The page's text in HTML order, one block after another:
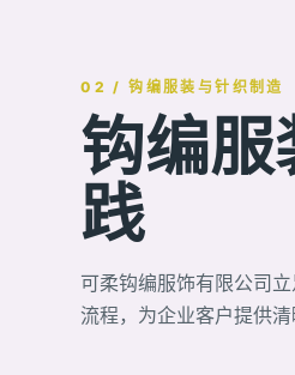
02 / 钩编服装与针织制造
钩编服
践
可柔钩编服饰有限公司
流程，为企业客户提供清